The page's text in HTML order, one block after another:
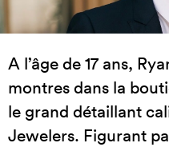
A l’âge de 17 ans,
montres dans la
le grand détaillant
Jewelers. Figurant